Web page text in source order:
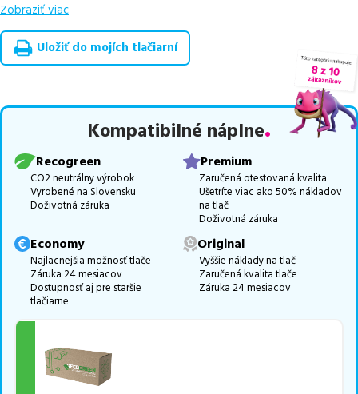
Z uvedeného množstva dostupných náplní
výhodnejšie alternatívy, ktoré plne zachovávajú kvalitu tlače
Súčasťou tejto ponuky súoverené náhrady v rôznych triedach
medzi ktoré patríekologicky renovovaná rada RECOGREENv
Celá táto certifikovaná ponuka, spĺňajúca normy ISO 9001 a 14001,
zaručuje bezproblémovú tlač.Najlacnejší produktu nás nájdete
Vieme, že pri nákupe zohráva dôležitú úlohu aj dostupnosť. Preto
sa snažímepravidelne naskladňovať produkty, aby boli ihneď k
dispozícii na odoslanie.
Aktuálne máme k tejto tlačiarni
Ak si pri výbere nie ste istí, ktoré riešenie je pre vaše potreby
najvhodnejšie, alebo máte akékoľvek ďalšie otázky, môžete sa na
nás kedykoľvek obrátiť e-mailom alebo telefonicky. Sme tu, aby
Zobraziť viac
Uložiť do mojích tlačiarní
Kompatibilné náplne
Recogreen
CO2 neutrálny výrobok
Vyrobené na Slovensku
Doživotná záruka
Premium
Zaručená otestovaná kvalita
Ušetríte viac ako 50% nákladov
na tlač
Doživotná záruka
Economy
Najlacnejšia možnosť tlače
Záruka 24 mesiacov
Dostupnosť aj pre staršie
tlačiarne
Original
Vyššie náklady na tlač
Zaručená kvalita tlače
Záruka 24 mesiacov